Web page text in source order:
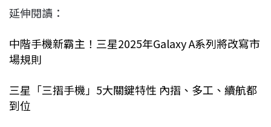
延伸閱讀：
中階手機新霸主！三星2025年Galaxy A系列將改寫市
場規則
三星「三摺手機」5大關鍵特性 內摺、多工、續航都
到位